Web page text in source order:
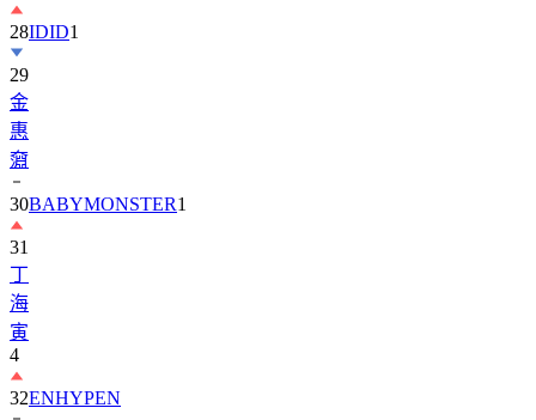
29
金
惠
奫
30
31
丁
海
寅
4
32
332PM